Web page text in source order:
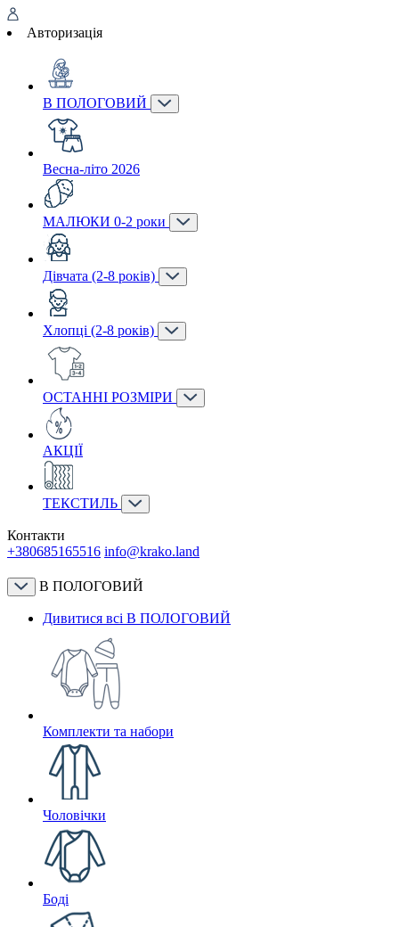
Авторизація
В ПОЛОГОВИЙ
Весна-літо 2026
МАЛЮКИ 0-2 роки
Дівчата (2-8 років)
Хлопці (2-8 років)
ОСТАННІ РОЗМІРИ
АКЦІЇ
ТЕКСТИЛЬ
Контакти
+380685165516 info@krako.land
В ПОЛОГОВИЙ
Дивитися всі В ПОЛОГОВИЙ
Комплекти та набори
Чоловічки
Боді